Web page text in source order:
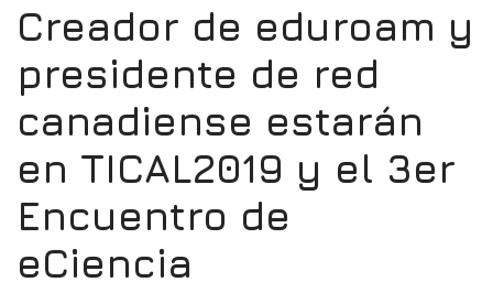
Creador de eduroam y
presidente de red
canadiense estarán
en TICAL2019 y el 3er
Encuentro de
eCiencia